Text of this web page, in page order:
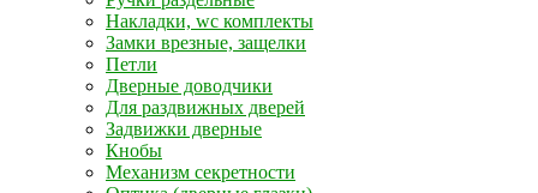
Накладки, wc комплекты
Замки врезные, защелки
Петли
Дверные доводчики
Для раздвижных дверей
Задвижки дверные
Кнобы
Механизм секретности